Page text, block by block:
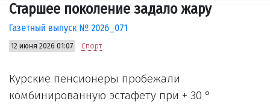
Старшее поколение задало жару
Газетный выпуск № 2026_071
12 июня 2026 01:07 Спорт
Курские пенсионеры пробежали
комбинированную эстафету при + 30 °